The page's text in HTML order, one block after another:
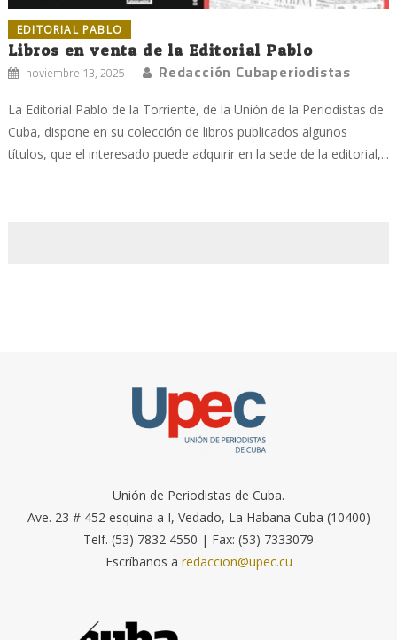
EDITORIAL PABLO
Libros en venta de la Editorial Pablo
noviembre 13, 2025 Redacción Cubaperiodistas
La Editorial Pablo de la Torriente, de la Unión de la Periodistas de
Cuba, dispone en su colección de libros publicados algunos
títulos, que el interesado puede adquirir en la sede de la editorial,...
Unión de Periodistas de Cuba.
Ave. 23 # 452 esquina a I, Vedado, La Habana Cuba (10400)
Telf. (53) 7832 4550 | Fax: (53) 7333079
Escríbanos a redaccion@upec.cu